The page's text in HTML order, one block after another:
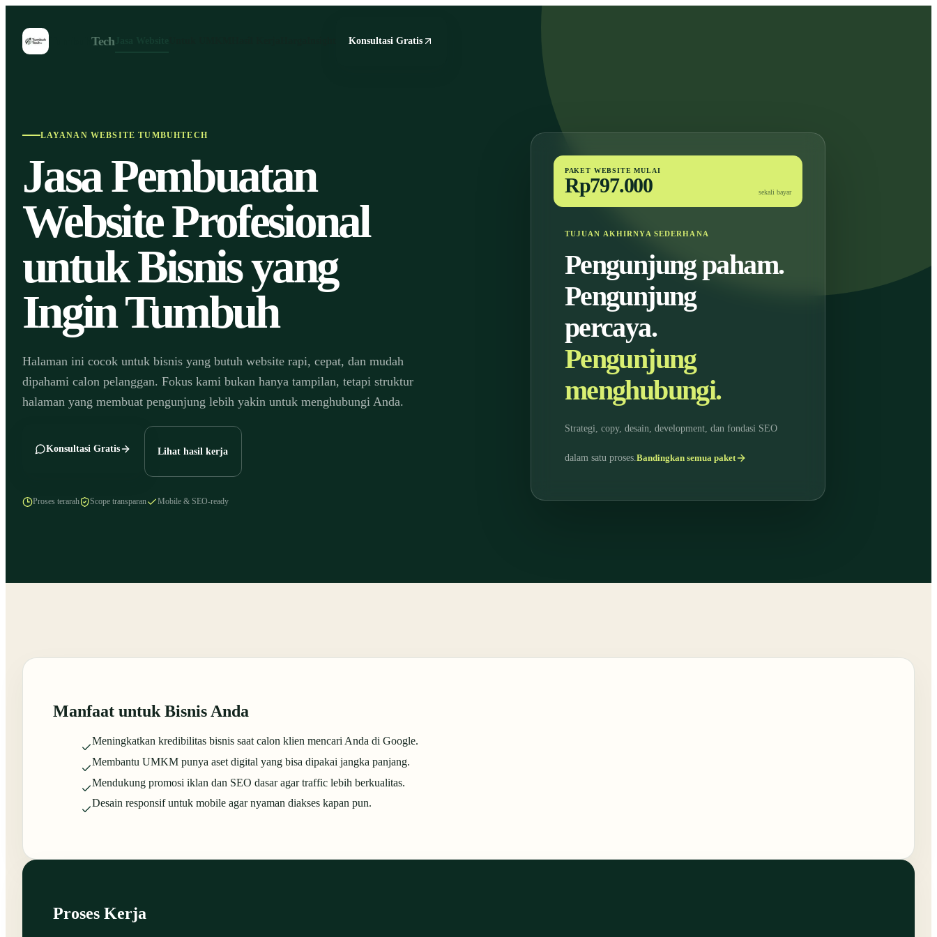
TumbuhTech Konsultasi Gratis
LAYANAN WEBSITE TUMBUHTECH
Jasa Pembuatan
Website Profesional
untuk Bisnis yang
Ingin Tumbuh
Halaman ini cocok untuk bisnis yang butuh website rapi, cepat, dan mudah
dipahami calon pelanggan. Fokus kami bukan hanya tampilan, tetapi struktur
halaman yang membuat pengunjung lebih yakin untuk menghubungi Anda.
Konsultasi Gratis Lihat hasil kerja
Proses terarah Scope transparan Mobile & SEO-ready
PAKET WEBSITE MULAI
Rp797.000 sekali bayar
TUJUAN AKHIRNYA SEDERHANA
Pengunjung paham.
Pengunjung
percaya.
Pengunjung
menghubungi.
Strategi, copy, desain, development, dan fondasi SEO
dalam satu proses. Bandingkan semua paket
Manfaat untuk Bisnis Anda
Meningkatkan kredibilitas bisnis saat calon klien mencari Anda di Google.
Membantu UMKM punya aset digital yang bisa dipakai jangka panjang.
Mendukung promosi iklan dan SEO dasar agar traffic lebih berkualitas.
Desain responsif untuk mobile agar nyaman diakses kapan pun.
Proses Kerja